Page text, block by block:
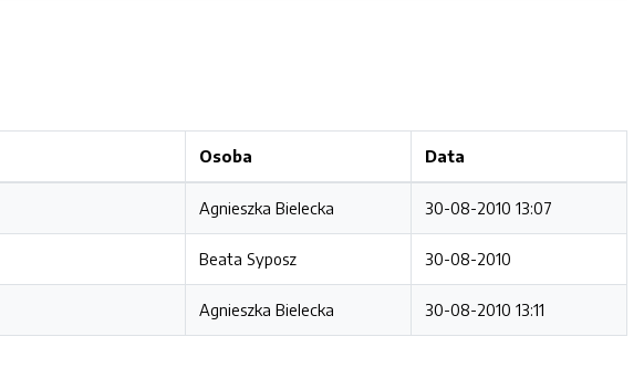
Osoba Data
Agnieszka Bielecka 30-08-2010 13:07
Beata Syposz 30-08-2010
Agnieszka Bielecka 30-08-2010 13:11